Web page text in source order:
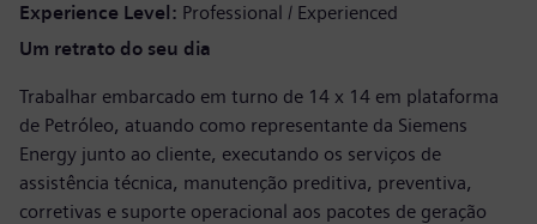
Experience Level Professional / Experienced
Um retrato do seu dia
Trabalhar embarcado em turno de 14 x 14 em plataforma
de Petróleo, atuando como representante da Siemens
Energy junto ao cliente, executando os serviços de
assistência técnica, manutenção preditiva, preventiva,
corretivas e suporte operacional aos pacotes de geração